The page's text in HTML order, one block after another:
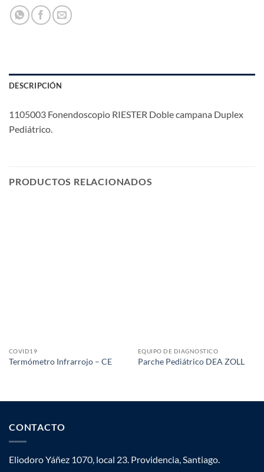
DESCRIPCIÓN
1105003 Fonendoscopio RIESTER Doble campana Duplex
Pediátrico.
PRODUCTOS RELACIONADOS
COVID19
Termómetro Infrarrojo – CE
EQUIPO DE DIAGNOSTICO
Parche Pediátrico DEA ZOLL
CONTACTO
Eliodoro Yáñez 1070, local 23. Providencia, Santiago.